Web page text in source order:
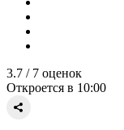
3.7 / 7 оценок
Откроется в 10:00